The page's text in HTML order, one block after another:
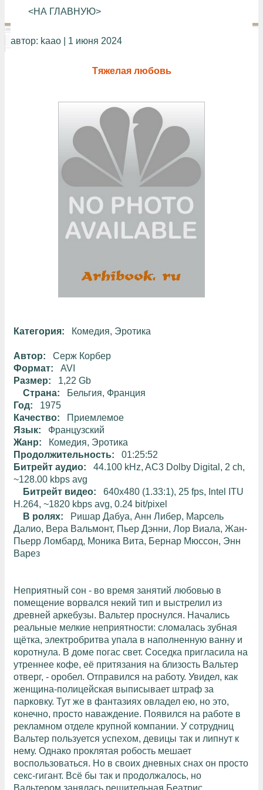
<НА ГЛАВНУЮ>
автор: kaao | 1 июня 2024
Тяжелая любовь
Категория: Комедия, Эротика
Автор: Серж Корбер
Формат: AVI
Размер: 1,22 Gb
Страна: Бельгия, Франция
Год: 1975
Качество: Приемлемое
Язык: Французский
Жанр: Комедия, Эротика
Продолжительность: 01:25:52
Битрейт аудио: 44.100 kHz, AC3 Dolby Digital, 2 ch,
~128.00 kbps avg
Битрейт видео: 640x480 (1.33:1), 25 fps, Intel ITU
H.264, ~1820 kbps avg, 0.24 bit/pixel
В ролях: Ришар Дабуа, Анн Либер, Марсель
Далио, Вера Вальмонт, Пьер Дэнни, Лор Виала, Жан-
Пьерр Ломбард, Моника Вита, Бернар Мюссон, Энн
Варез
Неприятный сон - во время занятий любовью в
помещение ворвался некий тип и выстрелил из
древней аркебузы. Вальтер проснулся. Начались
реальные мелкие неприятности: сломалась зубная
щётка, электробритва упала в наполненную ванну и
коротнула. В доме погас свет. Соседка пригласила на
утреннее кофе, её притязания на близость Вальтер
отверг, - оробел. Отправился на работу. Увидел, как
женщина-полицейская выписывает штраф за
парковку. Тут же в фантазиях овладел ею, но это,
конечно, просто наваждение. Появился на работе в
рекламном отделе крупной компании. У сотрудниц
Вальтер пользуется успехом, девицы так и липнут к
нему. Однако проклятая робость мешает
воспользоваться. Но в своих дневных снах он просто
секс-гигант. Всё бы так и продолжалось, но